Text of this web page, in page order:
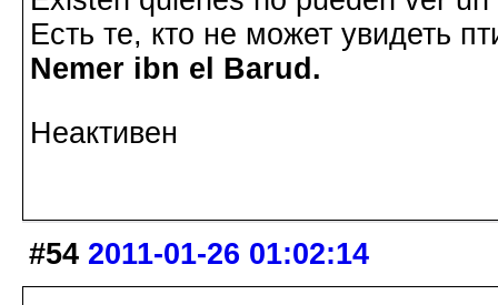
Есть те, кто не может увидеть
Nemer ibn el Barud.
Неактивен
#54 2011-01-26 01:02:14